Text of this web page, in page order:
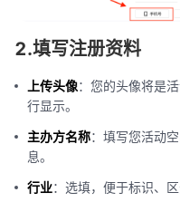
2.填写注册资料
上传头像：您的头像将是
行显示。
主办方名称：填写您活动
息。
行业：选填，便于标识、